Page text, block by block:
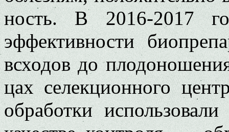
ность.В 2016-2017
эффектив­ности
всходов до
цах селекционного
обработки